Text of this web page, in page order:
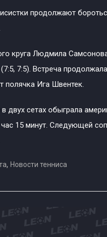
продолжают
круга Людмила
7:5). Встреча
полячка Ига Швентек.
двух сетах обыграла
15 минут. Следующей
, Новости тенниса